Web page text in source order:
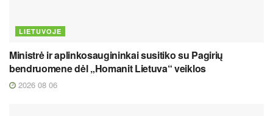
LIETUVOJE
Ministrė ir aplinkosaugininkai susitiko su Pagirių
bendruomene dėl „Homanit Lietuva“ veiklos
2026 08 06